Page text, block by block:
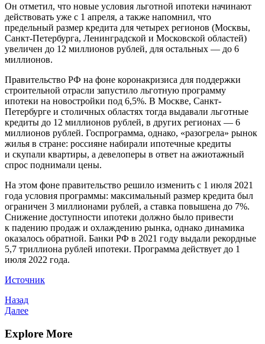
Он отметил, что новые условия льготной ипотеки начинают
действовать уже с 1 апреля, а также напомнил, что
предельный размер кредита для четырех регионов (Москвы,
Санкт-Петербурга, Ленинградской и Московской областей)
увеличен до 12 миллионов рублей, для остальных — до 6
миллионов.
Правительство РФ на фоне коронакризиса для поддержки
строительной отрасли запустило льготную программу
ипотеки на новостройки под 6,5%. В Москве, Санкт-
Петербурге и столичных областях тогда выдавали льготные
кредиты до 12 миллионов рублей, в других регионах — 6
миллионов рублей. Госпрограмма, однако, «разогрела» рынок
жилья в стране: россияне набирали ипотечные кредиты
и скупали квартиры, а девелоперы в ответ на ажиотажный
спрос поднимали цены.
На этом фоне правительство решило изменить с 1 июля 2021
года условия программы: максимальный размер кредита был
ограничен 3 миллионами рублей, а ставка повышена до 7%.
Снижение доступности ипотеки должно было привести
к падению продаж и охлаждению рынка, однако динамика
оказалось обратной. Банки РФ в 2021 году выдали рекордные
5,7 триллиона рублей ипотеки. Программа действует до 1
июля 2022 года.
Источник
Навигация
по
записям
Предыдущая
запись
Назад
Следующая
Далее
Explore More